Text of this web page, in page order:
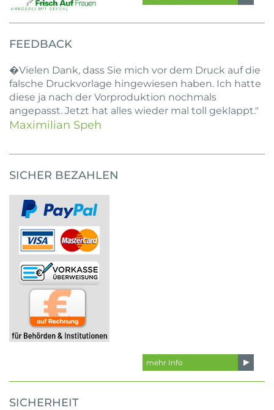
FEEDBACK
�Vielen Dank, dass Sie mich vor dem Druck auf die
falsche Druckvorlage hingewiesen haben. Ich hatte
diese ja nach der Vorproduktion nochmals
angepasst. Jetzt hat alles wieder mal toll geklappt."
Maximilian Speh
SICHER BEZAHLEN
mehr Info
SICHERHEIT